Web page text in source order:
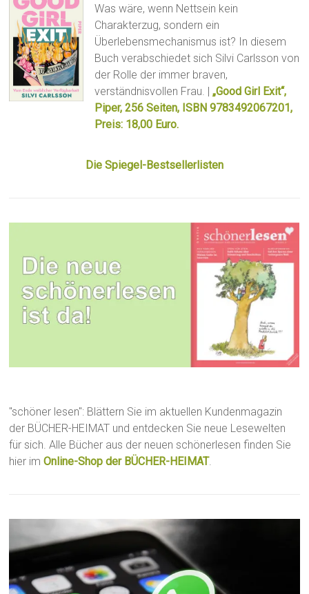
Was wäre, wenn Nettsein kein
Charakterzug, sondern ein
Überlebensmechanismus ist? In diesem
Buch verabschiedet sich Silvi Carlsson von
der Rolle der immer braven,
verständnisvollen Frau. |„Good Girl Exit“,
Piper, 256 Seiten, ISBN 9783492067201,
Preis: 18,00 Euro.
Die Spiegel-Bestsellerlisten
"schöner lesen": Blättern Sie im aktuellen Kundenmagazin
der BÜCHER-HEIMAT und entdecken Sie neue Lesewelten
für sich. Alle Bücher aus der neuen schönerlesen finden Sie
hier imOnline-Shop der BÜCHER-HEIMAT.